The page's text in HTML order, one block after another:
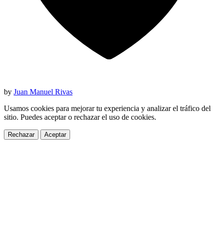
by Juan Manuel Rivas
Usamos cookies para mejorar tu experiencia y analizar el tráfico del
sitio. Puedes aceptar o rechazar el uso de cookies.
Rechazar Aceptar